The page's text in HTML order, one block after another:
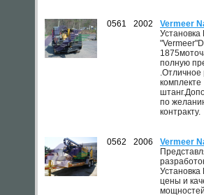
0561 2002
Vermeer
полную
.Отличное
комплекте
по
контракту.
0562 2006
Vermeer
цены и